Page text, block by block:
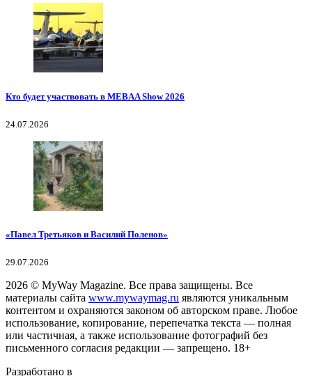
Кто будет участвовать в MEBAA Show 2026
24.07.2026
«Павел Третьяков и Василий Поленов»
29.07.2026
2026 © MyWay Magazine. Все права защищены. Все
материалы сайта www.mywaymag.ru являются уникальным
контентом и охраняются законом об авторском праве. Любое
использование, копирование, перепечатка текста — полная
или частичная, а также использование фотографий без
письменного согласия редакции — запрещено. 18+
Разработано в